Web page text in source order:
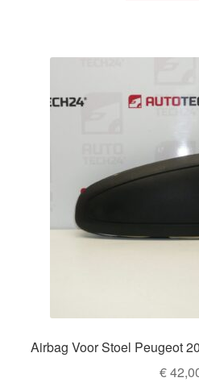
Airbag Voor Stoel Peugeot
€